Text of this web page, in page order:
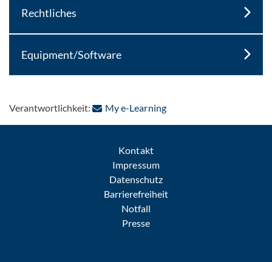
Rechtliches
Equipment/Software
Verantwortlichkeit: My e-Learning: Per E-Mail kontaktieren
Kontakt
Impressum
Datenschutz
Barrierefreiheit
Notfall
Presse